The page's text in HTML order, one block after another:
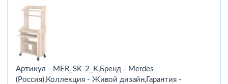
Артикул - MER_SK-2_K,Бренд - Merdes
(Россия),Коллекция - Живой дизайн,Гарантия -